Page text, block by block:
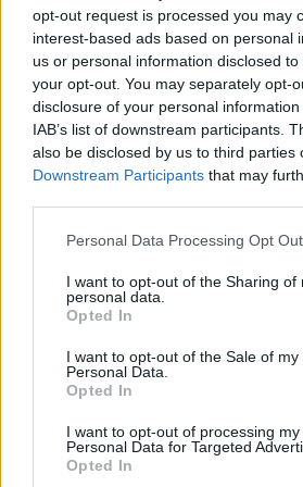
opt-out request is processed you may
interest-based ads based on personal
us or personal information disclosed
your opt-out. You may separately opt-
disclosure of your personal
IAB’s list of downstream participants.
also be disclosed by us to third parties
Downstream Participants that may
Personal Data Processing Opt
I want to opt-out of the Sharing of
personal data.
Opted In
I want to opt-out of the Sale of my
Personal Data.
Opted In
I want to opt-out of processing my
Personal Data for Targeted
Opted In
ΕΠΑΓΓΕΛΜΑΤΙΕΣ
ΤΕΛΕΥΤΑΙΑ ΝΕΑ